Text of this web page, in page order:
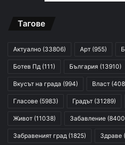
Тагове
Актуално (33806) Арт (955)
Ботев Пд (111) България (13910)
Вкусът на града (994) Власт
Гласове (5983) Градът (31289)
Живот (11038) Забавление
Забравеният град (1825) Здраве